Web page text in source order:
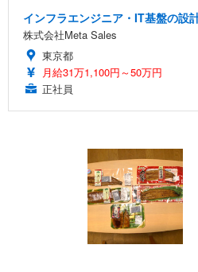
インフラエンジニア・IT基盤の設
株式会社Meta Sales
東京都
月給31万1,100円～50万円
正社員